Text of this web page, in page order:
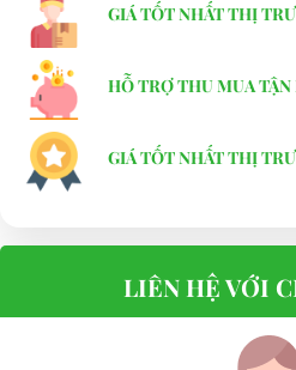
GIÁ TỐT NHẤT THỊ
HỖ TRỢ THU MUA
GIÁ TỐT NHẤT THỊ
LIÊN HỆ VỚI